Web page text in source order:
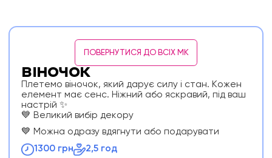
ПОВЕРНУТИСЯ ДО ВСІХ МК
ВІНОЧОК
Плетемо віночок, який дарує силу і стан. Кожен
елемент має сенс. Ніжний або яскравий, під ваш
настрій ✨
💙 Великий вибір декору
💙 Можна одразу вдягнути або подарувати
1300 грн
2,5 год